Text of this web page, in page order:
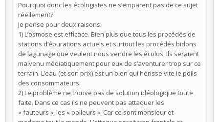
Pourquoi donc les écologistes ne s’emparent pas de ce sujet
réellement?
Je pense pour deux raisons:
1) L’osmose est efficace. Bien plus que tous les procédés de
stations d’épurations actuels et surtout les procédés bidons
de lagunage que veulent nous vendre les écolos. Ils seraient
malvenu médiatiquement pour eux de s’aventurer trop sur ce
terrain. L’eau (et son prix) est un bien qui hérisse vite le poils
des consommateurs.
2) Le problème ne trouve pas de solution idéologique toute
faite. Dans ce cas ils ne peuvent pas attaquer les
« fauteurs », les « polleurs ». Car ce sont monsieur et